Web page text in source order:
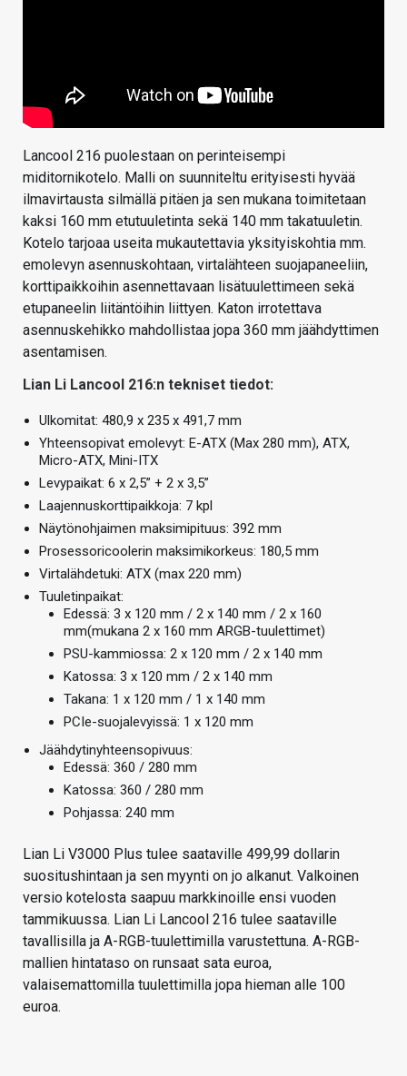
Lancool 216 puolestaan on perinteisempi
miditornikotelo. Malli on suunniteltu erityisesti hyvää
ilmavirtausta silmällä pitäen ja sen mukana toimitetaan
kaksi 160 mm etutuuletinta sekä 140 mm takatuuletin.
Kotelo tarjoaa useita mukautettavia yksityiskohtia mm.
emolevyn asennuskohtaan, virtalähteen suojapaneeliin,
korttipaikkoihin asennettavaan lisätuulettimeen sekä
etupaneelin liitäntöihin liittyen. Katon irrotettava
asennuskehikko mahdollistaa jopa 360 mm jäähdyttimen
asentamisen.
Lian Li Lancool 216:n tekniset tiedot:
Ulkomitat: 480,9 x 235 x 491,7 mm
Yhteensopivat emolevyt: E-ATX (Max 280 mm), ATX,
Micro-ATX, Mini-ITX
Levypaikat: 6 x 2,5” + 2 x 3,5”
Laajennuskorttipaikkoja: 7 kpl
Näytönohjaimen maksimipituus: 392 mm
Prosessoricoolerin maksimikorkeus: 180,5 mm
Virtalähdetuki: ATX (max 220 mm)
Tuuletinpaikat:
Edessä: 3 x 120 mm / 2 x 140 mm / 2 x 160
mm(mukana 2 x 160 mm ARGB-tuulettimet)
PSU-kammiossa: 2 x 120 mm / 2 x 140 mm
Katossa: 3 x 120 mm / 2 x 140 mm
Takana: 1 x 120 mm / 1 x 140 mm
PCIe-suojalevyissä: 1 x 120 mm
Jäähdytinyhteensopivuus:
Edessä: 360 / 280 mm
Katossa: 360 / 280 mm
Pohjassa: 240 mm
Lian Li V3000 Plus tulee saataville 499,99 dollarin
suositushintaan ja sen myynti on jo alkanut. Valkoinen
versio kotelosta saapuu markkinoille ensi vuoden
tammikuussa. Lian Li Lancool 216 tulee saataville
tavallisilla ja A-RGB-tuulettimilla varustettuna. A-RGB-
mallien hintataso on runsaat sata euroa,
valaisemattomilla tuulettimilla jopa hieman alle 100
euroa.